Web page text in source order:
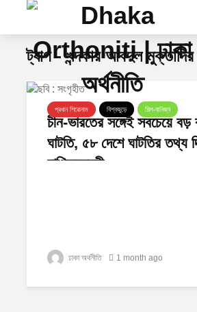
ট্যাগ - খন্দকার আবদুল মুক্তাদির
প্রধান শিরোনাম বিশ্বজুড়ে শিল্প-বানিজ্য
চীন-ভারতের সঙ্গেই সবচেয়ে বড়
ঘাটতি, ৫৮ দেশে ঘাটতির তথ্য
বাণিজ্যমন্ত্রী
ঢাকা অর্থনীতি 1 month ago